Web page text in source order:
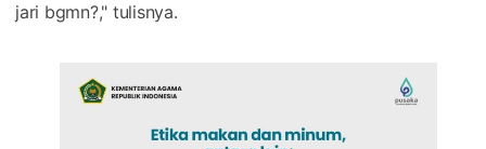
jari bgmn?," tulisnya.